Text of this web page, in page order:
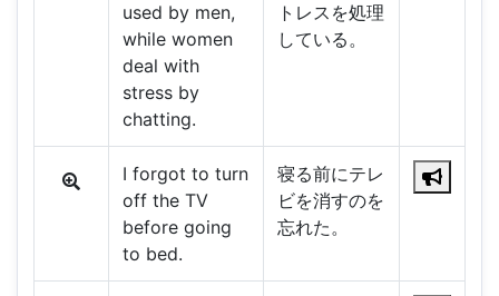
used by men,
while women
deal with
stress by
chatting.
トレスを処理
している。
I forgot to turn
off the TV
before going
to bed.
寝る前にテレ
ビを消すのを
忘れた。